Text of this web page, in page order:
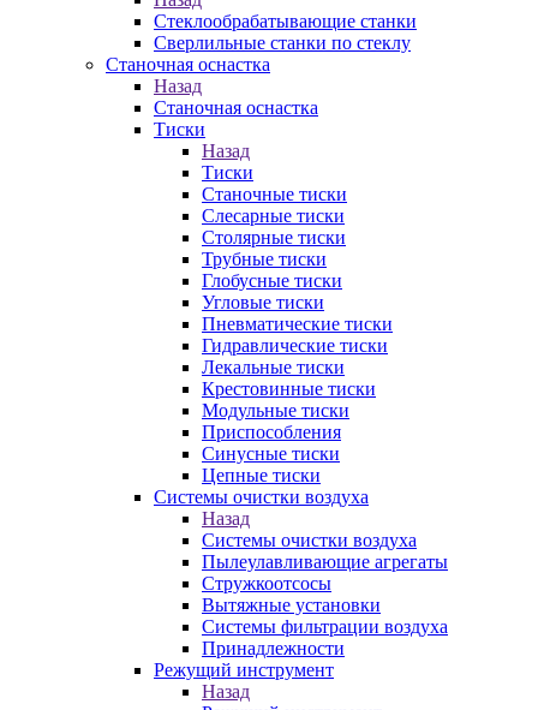
Стеклообрабатывающие станки
Сверлильные станки по стеклу
Станочная оснастка
Назад
Станочная оснастка
Тиски
Назад
Тиски
Станочные тиски
Слесарные тиски
Столярные тиски
Трубные тиски
Глобусные тиски
Угловые тиски
Пневматические тиски
Гидравлические тиски
Лекальные тиски
Крестовинные тиски
Модульные тиски
Приспособления
Синусные тиски
Цепные тиски
Системы очистки воздуха
Назад
Системы очистки воздуха
Пылеулавливающие агрегаты
Стружкоотсосы
Вытяжные установки
Системы фильтрации воздуха
Принадлежности
Режущий инструмент
Назад